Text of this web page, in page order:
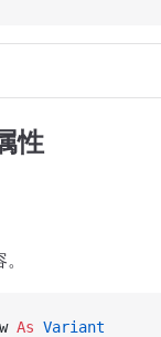
性
As Variant